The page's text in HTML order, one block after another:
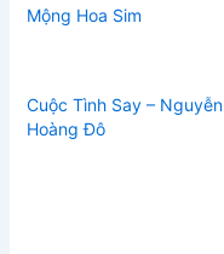
Mộng Hoa Sim
Cuộc Tình Say – Nguyễn
Hoàng Đô